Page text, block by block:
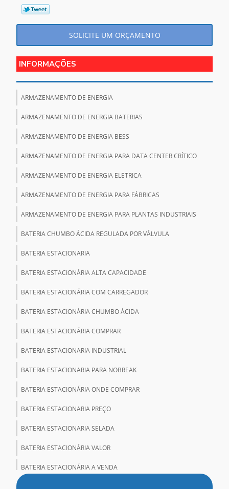
SOLICITE UM ORÇAMENTO
INFORMAÇÕES
ARMAZENAMENTO DE ENERGIA
ARMAZENAMENTO DE ENERGIA BATERIAS
ARMAZENAMENTO DE ENERGIA BESS
ARMAZENAMENTO DE ENERGIA PARA DATA CENTER CRÍTICO
ARMAZENAMENTO DE ENERGIA ELETRICA
ARMAZENAMENTO DE ENERGIA PARA FÁBRICAS
ARMAZENAMENTO DE ENERGIA PARA PLANTAS INDUSTRIAIS
BATERIA CHUMBO ÁCIDA REGULADA POR VÁLVULA
BATERIA ESTACIONARIA
BATERIA ESTACIONÁRIA ALTA CAPACIDADE
BATERIA ESTACIONÁRIA COM CARREGADOR
BATERIA ESTACIONÁRIA CHUMBO ÁCIDA
BATERIA ESTACIONÁRIA COMPRAR
BATERIA ESTACIONARIA INDUSTRIAL
BATERIA ESTACIONARIA PARA NOBREAK
BATERIA ESTACIONÁRIA ONDE COMPRAR
BATERIA ESTACIONARIA PREÇO
BATERIA ESTACIONARIA SELADA
BATERIA ESTACIONÁRIA VALOR
BATERIA ESTACIONÁRIA A VENDA